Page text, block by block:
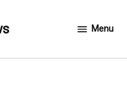
Menu